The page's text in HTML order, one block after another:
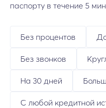
паспорту в течение 5
Без процентов
Без звонков
На 30 дней
С любой кредитной